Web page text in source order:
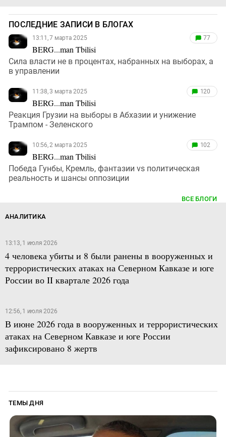
ПОСЛЕДНИЕ ЗАПИСИ В БЛОГАХ
13:11, 7 марта 2025
BERG...man Tbilisi
77
Сила власти не в процентах, набранных на выборах, а
в управлении
11:38, 3 марта 2025
BERG...man Tbilisi
120
Реакция Грузии на выборы в Абхазии и унижение
Трампом - Зеленского
10:56, 2 марта 2025
BERG...man Tbilisi
102
Победа Гунбы, Кремль, фантазии vs политическая
реальность и шансы оппозиции
ВСЕ БЛОГИ
АНАЛИТИКА
13:13, 1 июля 2026
4 человека убиты и 8 были ранены в вооруженных и
террористических атаках на Северном Кавказе и юге
России во II квартале 2026 года
12:56, 1 июля 2026
В июне 2026 года в вооруженных и террористических
атаках на Северном Кавказе и юге России
зафиксировано 8 жертв
ТЕМЫ ДНЯ